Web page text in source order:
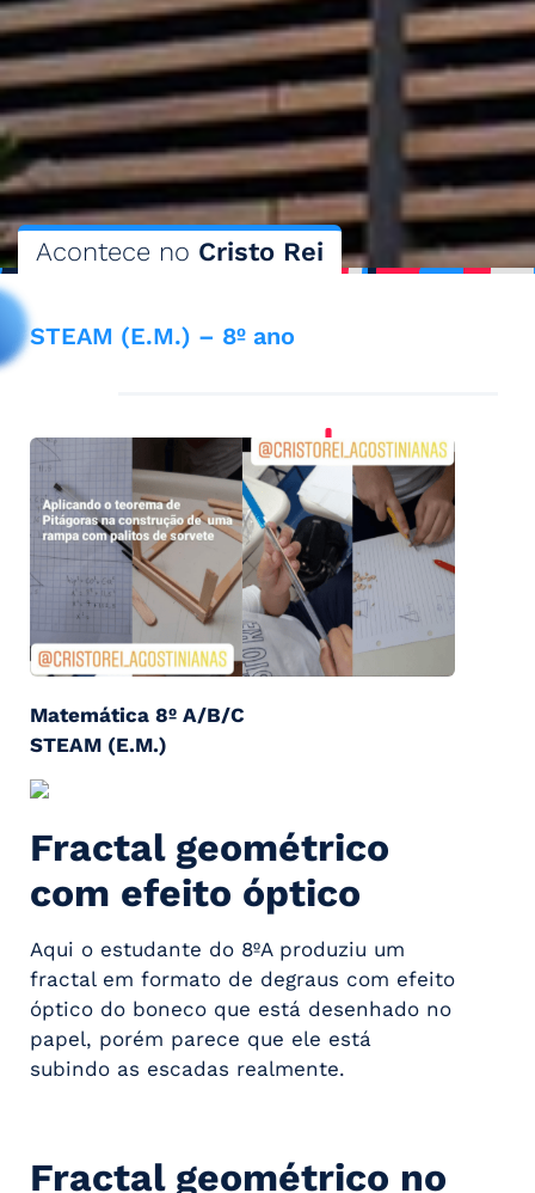
Acontece no Cristo Rei
STEAM (E.M.) – 8º ano
Matemática 8º A/B/C
STEAM (E.M.)
Fractal geométrico
com efeito óptico
Aqui o estudante do 8ºA produziu um
fractal em formato de degraus com efeito
óptico do boneco que está desenhado no
papel, porém parece que ele está
subindo as escadas realmente.
Fractal geométrico no